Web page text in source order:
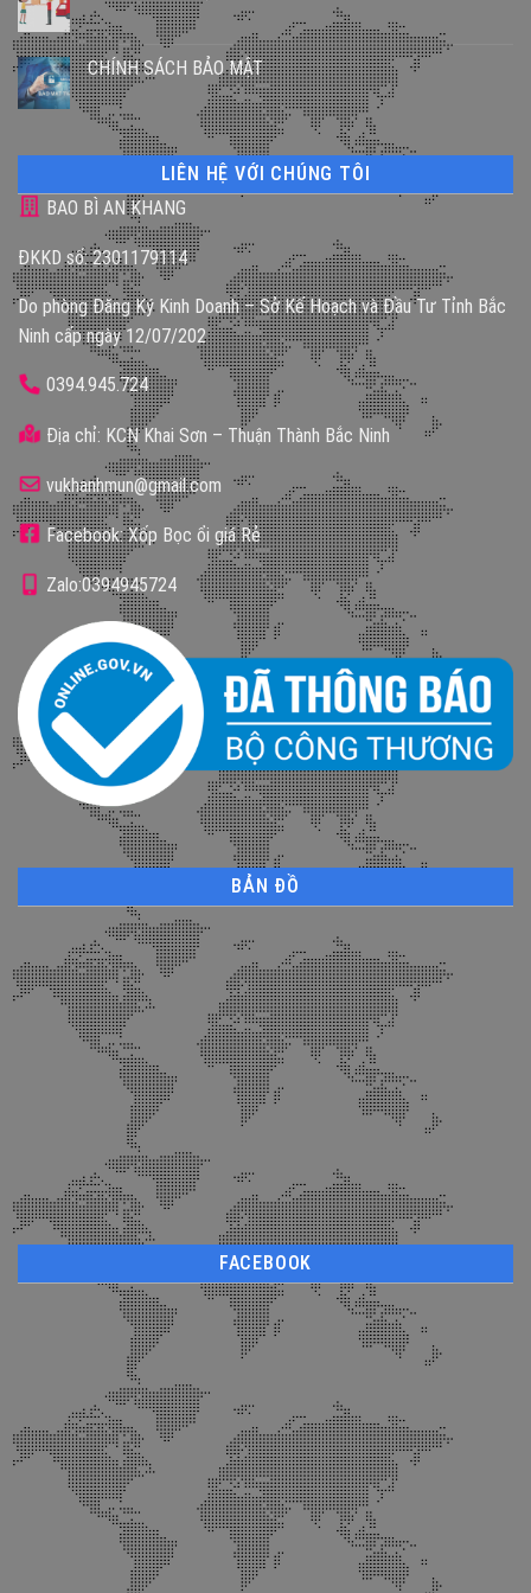
CHÍNH SÁCH BẢO MẬT
LIÊN HỆ VỚI CHÚNG TÔI
BAO BÌ AN KHANG
ĐKKD số: 2301179114
Do phòng Đăng Ký Kinh Doanh – Sở Kế Hoạch và Đầu Tư Tỉnh Bắc
Ninh cấp ngày 12/07/202
0394.945.724
Địa chỉ: KCN Khai Sơn – Thuận Thành Bắc Ninh
vukhanhmun@gmail.com
Facebook: Xốp Bọc ổi giá Rẻ
Zalo:0394945724
BẢN ĐỒ
FACEBOOK